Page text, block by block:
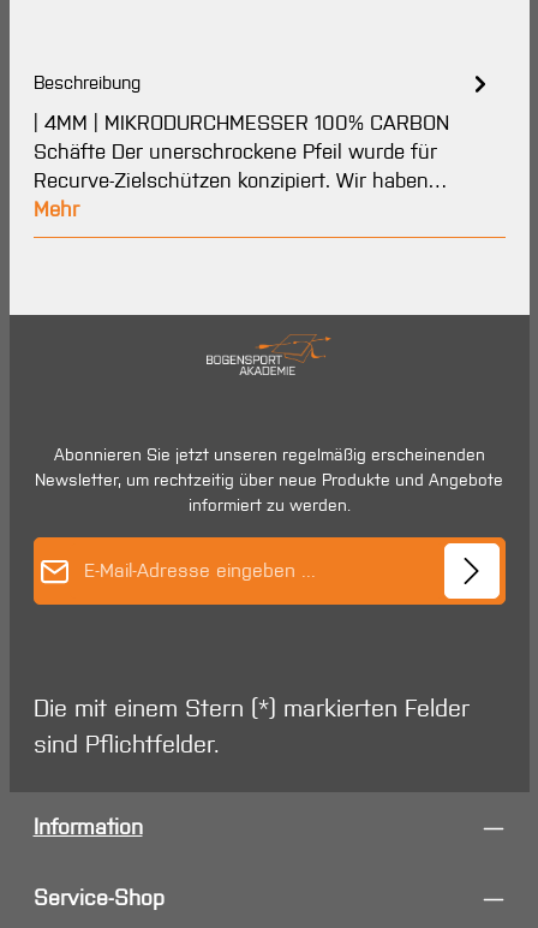
Beschreibung
| 4MM | MIKRODURCHMESSER 100% CARBON
Schäfte Der unerschrockene Pfeil wurde für
Recurve-Zielschützen konzipiert. Wir haben…
Mehr
Abonnieren Sie jetzt unseren regelmäßig erscheinenden
Newsletter, um rechtzeitig über neue Produkte und Angebote
informiert zu werden.
Die mit einem Stern (*) markierten Felder
sind Pflichtfelder.
Information
Service-Shop